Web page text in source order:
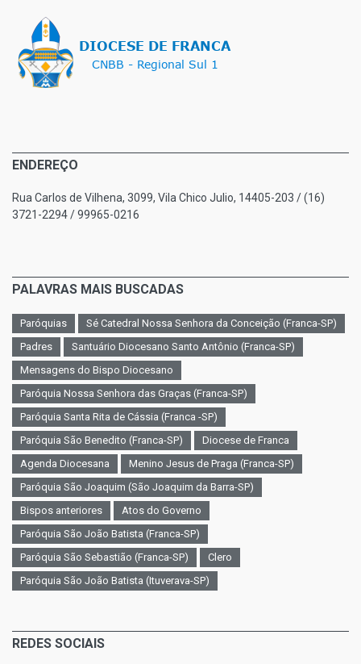
ENDEREÇO
Rua Carlos de Vilhena, 3099, Vila Chico Julio, 14405-203 / (16)
3721-2294 / 99965-0216
PALAVRAS MAIS BUSCADAS
Paróquias
Sé Catedral Nossa Senhora da Conceição (Franca-SP)
Padres
Santuário Diocesano Santo Antônio (Franca-SP)
Mensagens do Bispo Diocesano
Paróquia Nossa Senhora das Graças (Franca-SP)
Paróquia Santa Rita de Cássia (Franca -SP)
Paróquia São Benedito (Franca-SP)
Diocese de Franca
Agenda Diocesana
Menino Jesus de Praga (Franca-SP)
Paróquia São Joaquim (São Joaquim da Barra-SP)
Bispos anteriores
Atos do Governo
Paróquia São João Batista (Franca-SP)
Paróquia São Sebastião (Franca-SP)
Clero
Paróquia São João Batista (Ituverava-SP)
REDES SOCIAIS